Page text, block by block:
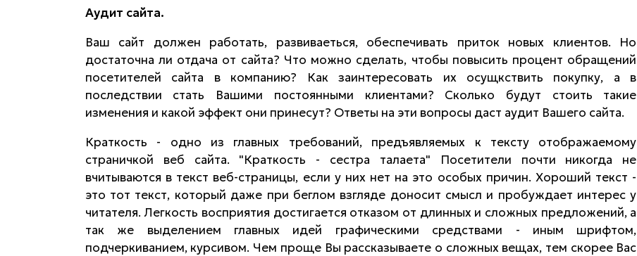
Аудит сайта.
Ваш сайт должен работать, развиваеться, обеспечивать приток новых клиентов. Но
достаточна ли отдача от сайта? Что можно сделать, чтобы повысить процент обращений
посетителей сайта в компанию? Как заинтересовать их осущкствить покупку, а в
последствии стать Вашими постоянными клиентами? Сколько будут стоить такие
изменения и какой эффект они принесут? Ответы на эти вопросы даст аудит Вашего сайта.
Краткость - одно из главных требований, предъявляемых к тексту отображаемому
страничкой веб сайта. "Краткость - сестра талаета" Посетители почти никогда не
вчитываются в текст веб-страницы, если у них нет на это особых причин. Хороший текст -
это тот текст, который даже при беглом взгляде доносит смысл и пробуждает интерес у
читателя. Легкость восприятия достигается отказом от длинных и сложных предложений, а
так же выделением главных идей графическими средствами - иным шрифтом,
подчеркиванием, курсивом. Чем проще Вы рассказываете о сложных вещах, тем скорее Вас